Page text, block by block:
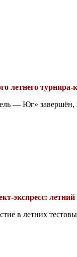
летнего
— Юг» завершён,
экспресс: летний
в летних